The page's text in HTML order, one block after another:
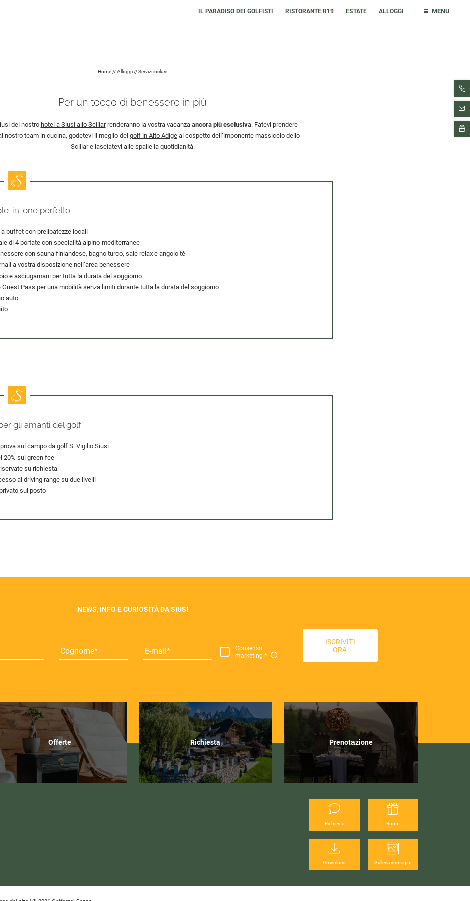
IL PARADISO DEI GOLFISTI RISTORANTE R19 ESTATE ALLOGGI MENU
Home //Alloggi //Servizi inclusi
Per un tocco di benessere in più
del nostro hotel a Siusi allo Sciliarrenderanno la vostra vacanza ancora più esclusiva. Fatevi prendere
nostro team in cucina, godetevi il meglio del golf in Alto Adigeal cospetto dell’imponente massiccio dello
Sciliar e lasciatevi alle spalle la quotidianità.
in-one perfetto
a buffet con prelibatezze locali
di 4 portate con specialità alpino-mediterranee
con sauna finlandese, bagno turco, sale relax e angolo tè
a vostra disposizione nell’area benessere
e asciugamani per tutta la durata del soggiorno
Guest Pass per una mobilità senza limiti durante tutta la durata del soggiorno
auto
gli amanti del golf
sul campo da golf S. Vigilio Siusi
20% sui green fee
su richiesta
al driving range su due livelli
sul posto
NEWS, INFO E CURIOSITÀ DA SIUSI
Cognome E-mail
Consenso
marketing
ISCRIVITI
ORA
Offerte Richiesta Prenotazione
Richiesta Buoni
Download Galleria immagini